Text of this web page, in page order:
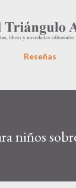
Reseñas
niños